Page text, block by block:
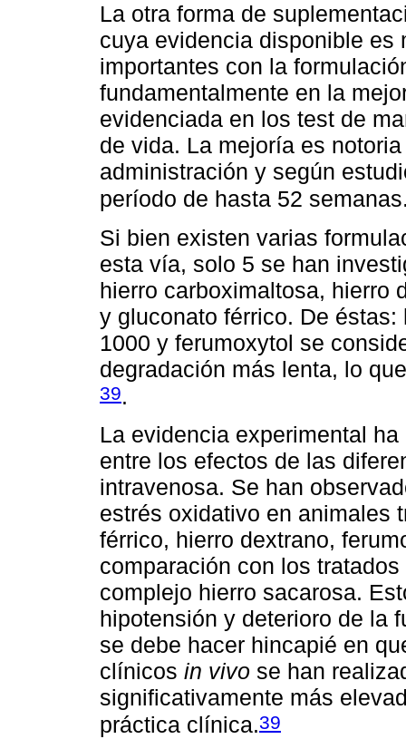
La otra forma de
cuya evidencia disponible es
importantes con la
fundamentalmente en la
evidenciada en los test de
de vida. La mejoría es
administración y según
período de hasta 52
Si bien existen varias
esta vía, solo 5 se han
hierro carboximaltosa, hierro
y gluconato férrico. De
1000 y ferumoxytol se
degradación más lenta, lo
39.
La evidencia experimental
entre los efectos de las
intravenosa. Se han
estrés oxidativo en animales
férrico, hierro dextrano,
comparación con los
complejo hierro sacarosa.
hipotensión y deterioro de la
se debe hacer hincapié en
clínicos in vivo se han
significativamente más
práctica clínica.39